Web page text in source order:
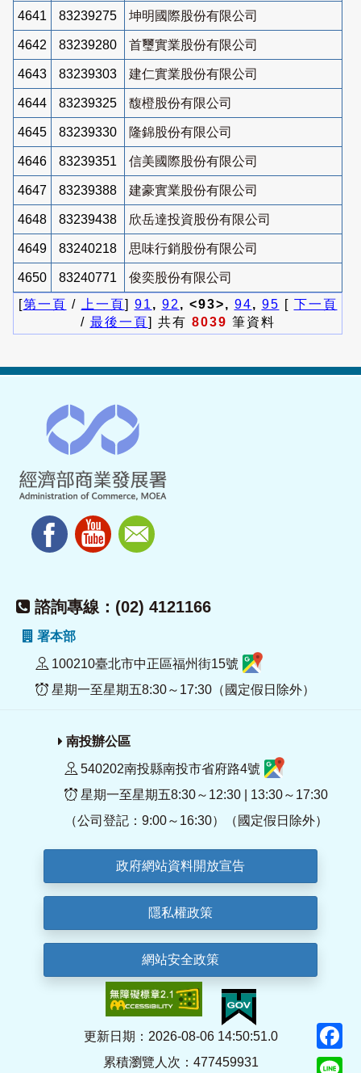
4641 83239275 坤明國際股份有限公司
4642 83239280 首璽實業股份有限公司
4643 83239303 建仁實業股份有限公司
4644 83239325 馥橙股份有限公司
4645 83239330 隆錦股份有限公司
4646 83239351 信美國際股份有限公司
4647 83239388 建豪實業股份有限公司
4648 83239438 欣岳達投資股份有限公司
4649 83240218 思味行銷股份有限公司
4650 83240771
俊奕股份有限公司
[第一頁 / 上一頁] 91 , 92 , <93>, 94, 95 [ 下一頁
/ 最後一頁] 共有 8039 筆資料
諮詢專線：(02) 4121166
署本部
100210臺北市中正區福州街15號
星期一至星期五8:30～17:30（國定假日除外）
南投辦公區
540202南投縣南投市省府路4號
星期一至星期五8:30～12:30 | 13:30～17:30
（公司登記：9:00～16:30）（國定假日除外）
政府網站資料開放宣告
隱私權政策
網站安全政策
更新日期：2026-08-06 14:50:51.0
累積瀏覽人次：477459931